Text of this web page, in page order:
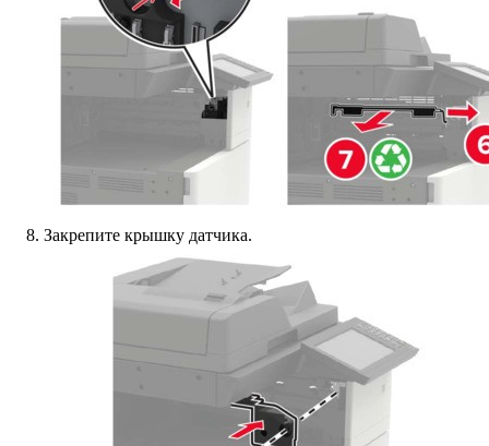
Закрепите крышку датчика.